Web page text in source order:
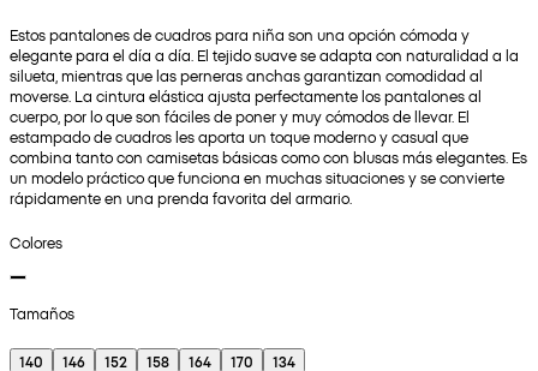
Estos pantalones de cuadros para niña son una opción cómoda y
elegante para el día a día. El tejido suave se adapta con naturalidad a la
silueta, mientras que las perneras anchas garantizan comodidad al
moverse. La cintura elástica ajusta perfectamente los pantalones al
cuerpo, por lo que son fáciles de poner y muy cómodos de llevar. El
estampado de cuadros les aporta un toque moderno y casual que
combina tanto con camisetas básicas como con blusas más elegantes. Es
un modelo práctico que funciona en muchas situaciones y se convierte
rápidamente en una prenda favorita del armario.
Colores
Tamaños
140 146 152 158 164 170
134